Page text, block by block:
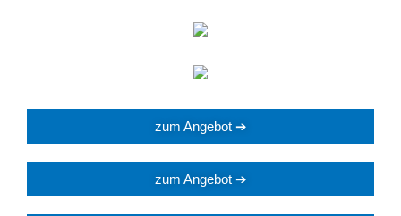
zum Angebot ➔
zum Angebot ➔